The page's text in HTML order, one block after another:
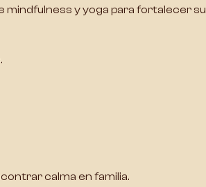
y yoga para fortalecer su
.
calma en familia.